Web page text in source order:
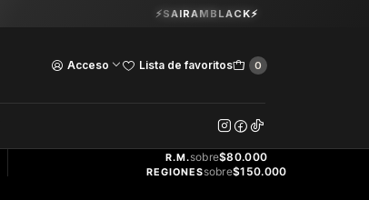
Acceso Lista de favoritos 0
Guardia Vieja 202. Oficina 102.Ver Horarios
⚡SAIRAMBLACK⚡
GRATIS
R.M.sobre$80.000
REGIONESsobre$150.000